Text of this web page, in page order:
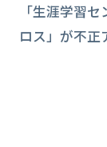
「生涯学習
ロス」が不正